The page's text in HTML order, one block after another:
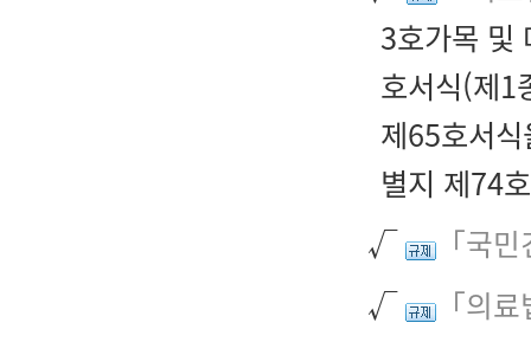
3호가목 및
호서식(제
제65호서
별지 제74
√
「국
√
「의